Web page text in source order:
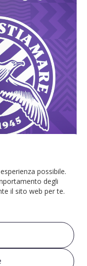
possibile.
degli
il sito web per te.